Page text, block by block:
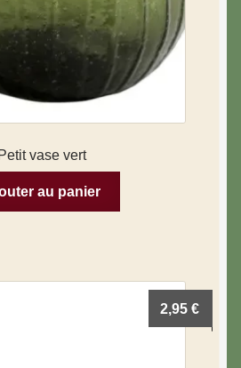
Petit vase vert
au panier
2,95€